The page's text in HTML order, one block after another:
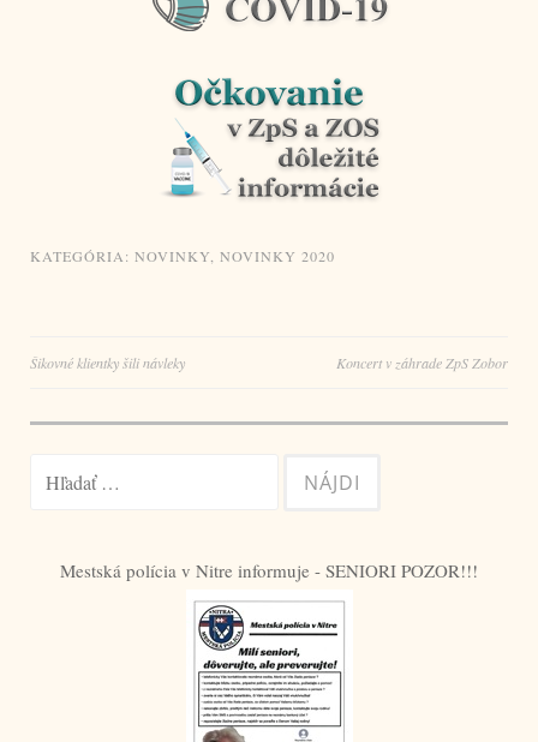
KATEGÓRIA: NOVINKY, NOVINKY 2020
Navigácia
Šikovné klientky šili návleky Koncert v záhrade ZpS Zobor
Hľadať:
Mestská polícia v Nitre informuje - SENIORI POZOR!!!